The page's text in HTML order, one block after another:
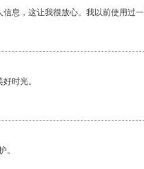
息，这让我很放心。我以前使用过
时光。
。